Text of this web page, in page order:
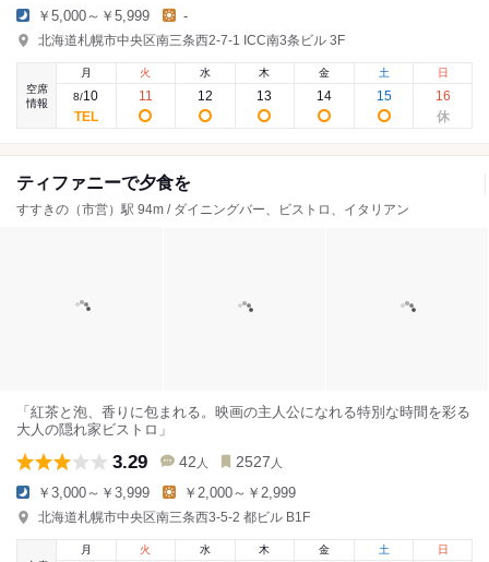
￥5,000～￥5,999 -
北海道札幌市中央区南三条西2-7-1 ICC南3条ビル 3F
空席
情報
月
8/10
火
11
水
12
木
13
金
14
土
15
日
16
ティファニーで夕食を
すすきの（市営）駅 94m / ダイニングバー、ビストロ、イタリアン
「紅茶と泡、香りに包まれる。映画の主人公になれる特別な時間を彩る
大人の隠れ家ビストロ」
3.29 42 人 2527 人
￥3,000～￥3,999 ￥2,000～￥2,999
北海道札幌市中央区南三条西3-5-2 都ビル B1F
月 火 水 木 金 土 日